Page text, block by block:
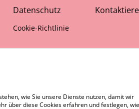
Datenschutz
Cookie-Richtlinie
wie Sie unsere Dienste nutzen, damit wir
über diese Cookies erfahren und festlegen, wie